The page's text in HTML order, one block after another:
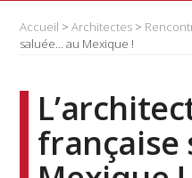
Accueil >Architectes >
saluée… au Mexique !
française